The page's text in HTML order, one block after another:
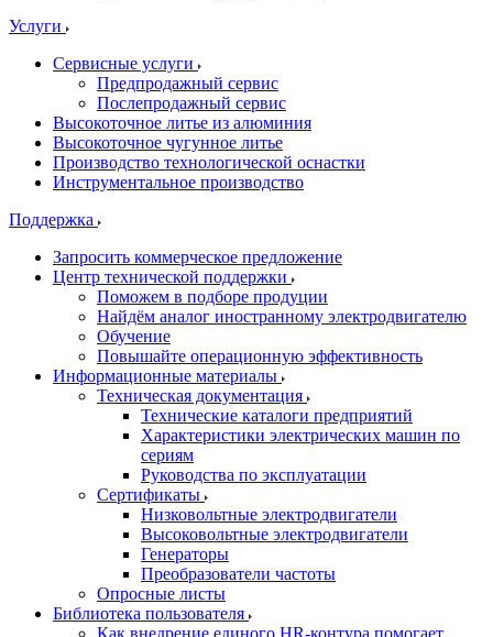
Услуги
Сервисные услуги
Предпродажный сервис
Послепродажный сервис
Высокоточное литье из алюминия
Высокоточное чугунное литье
Производство технологической оснастки
Инструментальное производство
Поддержка
Запросить коммерческое предложение
Центр технической поддержки
Поможем в подборе продуции
Найдём аналог иностранному электродвигателю
Обучение
Повышайте операционную эффективность
Информационные материалы
Техническая документация
Технические каталоги предприятий
Характеристики электрических машин по
сериям
Руководства по эксплуатации
Сертификаты
Низковольтные электродвигатели
Высоковольтные электродвигатели
Генераторы
Преобразователи частоты
Опросные листы
Библиотека пользователя
Как внедрение единого HR-контура помогает